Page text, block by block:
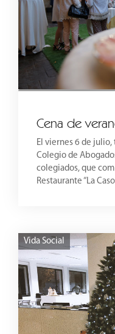
Cena de
El viernes 6 de julio,
Colegio de
colegiados, que
Restaurante “La
Vida Social